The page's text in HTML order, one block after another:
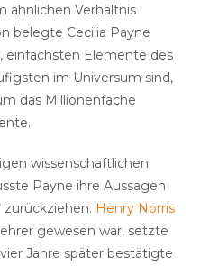
ähnlichen Verhältnis
belegte Cecilia Payne
einfachsten Elemente des
im Universum sind,
das Millionenfache
wissenschaftlichen
Payne ihre Aussagen
zurückziehen. Henry Norris
gewesen war, setzte
Jahre später bestätigte